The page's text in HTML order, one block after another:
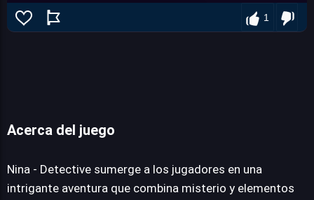
1
Acerca del juego
Nina - Detective sumerge a los jugadores en una
intrigante aventura que combina misterio y elementos